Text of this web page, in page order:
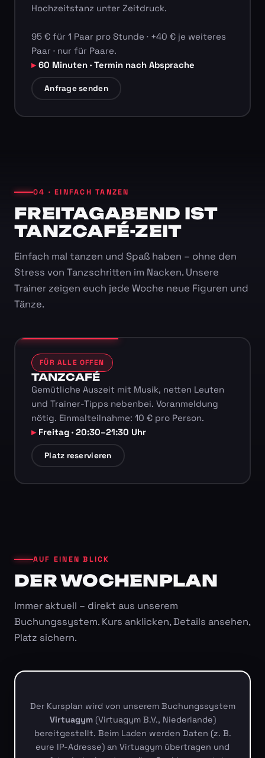
Hochzeitstanz unter Zeitdruck.
95 € für 1 Paar pro Stunde · +40 € je weiteres
Paar · nur für Paare.
60 Minuten · Termin nach Absprache
Anfrage senden
04 · EINFACH TANZEN
FREITAGABEND IST
TANZCAFÉ-ZEIT
Einfach mal tanzen und Spaß haben – ohne den
Stress von Tanzschritten im Nacken. Unsere
Trainer zeigen euch jede Woche neue Figuren und
Tänze.
FÜR ALLE OFFEN
TANZCAFÉ
Gemütliche Auszeit mit Musik, netten Leuten
und Trainer-Tipps nebenbei. Voranmeldung
nötig. Einmalteilnahme: 10 € pro Person.
Freitag · 20:30–21:30 Uhr
Platz reservieren
AUF EINEN BLICK
DER WOCHENPLAN
Immer aktuell – direkt aus unserem
Buchungssystem. Kurs anklicken, Details ansehen,
Platz sichern.
Der Kursplan wird von unserem Buchungssystem
Virtuagym(Virtuagym B.V., Niederlande)
bereitgestellt. Beim Laden werden Daten (z. B.
eure IP-Adresse) an Virtuagym übertragen und